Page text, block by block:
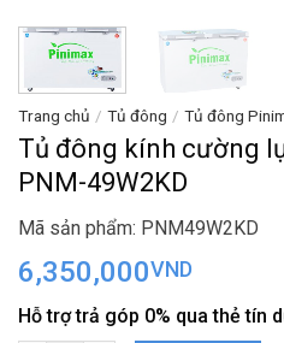
Trang chủ / Tủ đông / Tủ đông
Tủ đông kính cường
PNM-49W2KD
Mã sản phẩm: PNM49W2KD
6,350,000VND
Hỗ trợ trả góp 0% qua thẻ tín